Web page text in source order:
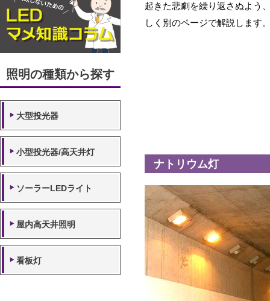
照明の種類から探す
大型投光器
小型投光器/高天井灯
ソーラーLEDライト
屋内高天井照明
看板灯
起きた悲劇を繰り返さぬよう
しく別のページで解説します
ナトリウム灯